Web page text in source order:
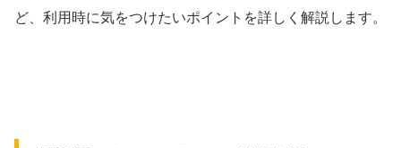
ど、利用時に気をつけたいポイントを詳しく解説します。